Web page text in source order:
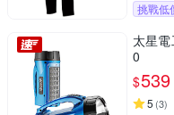
挑戰低
太星
0
$539
5 (3)